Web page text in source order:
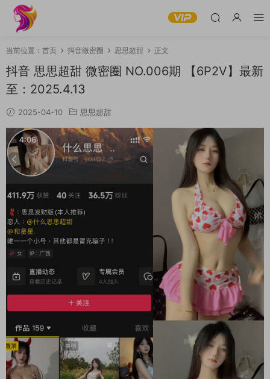
当前位置： 首页 抖音微密圈 思思超甜 正文
抖音 思思超甜 微密圈 NO.006期 【6P2V】最新
至：2025.4.13
2025-04-10 思思超甜